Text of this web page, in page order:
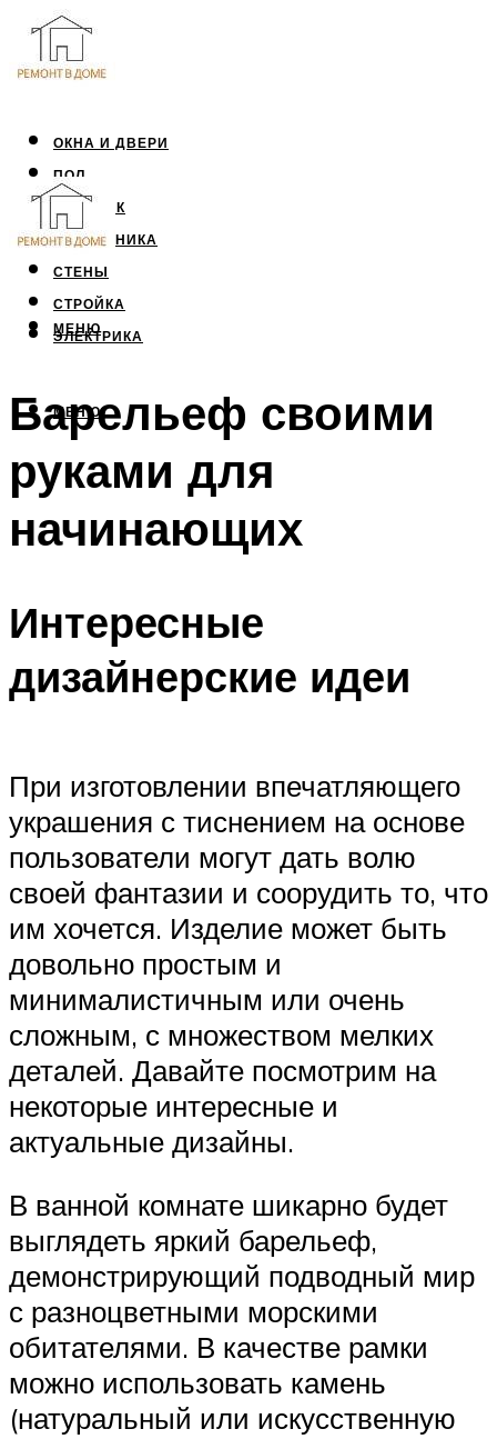
ОКНА И ДВЕРИ
ПОЛ
ПОТОЛОК
САНТЕХНИКА
СТЕНЫ
СТРОЙКА
ЭЛЕКТРИКА
МЕНЮ
МЕНЮ
Барельеф своими
руками для
начинающих
Интересные
дизайнерские идеи
При изготовлении впечатляющего
украшения с тиснением на основе
пользователи могут дать волю
своей фантазии и соорудить то, что
им хочется. Изделие может быть
довольно простым и
минималистичным или очень
сложным, с множеством мелких
деталей. Давайте посмотрим на
некоторые интересные и
актуальные дизайны.
В ванной комнате шикарно будет
выглядеть яркий барельеф,
демонстрирующий подводный мир
с разноцветными морскими
обитателями. В качестве рамки
можно использовать камень
(натуральный или искусственную